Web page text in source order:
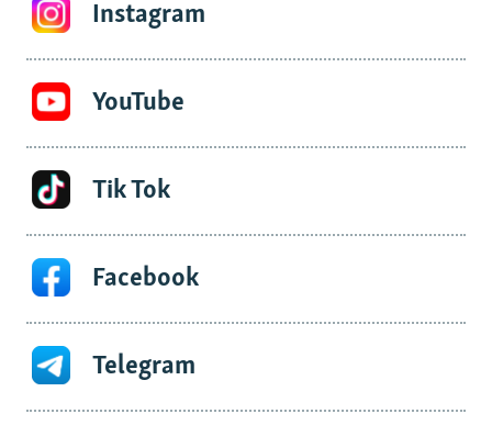
Instagram
YouTube
Tik Tok
Facebook
Telegram